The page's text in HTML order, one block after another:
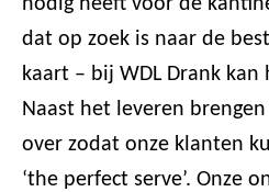
dat op zoek is naar de
kaart – bij WDL Drank kan
Naast het leveren
over zodat onze klanten
‘the perfect serve’. Onze